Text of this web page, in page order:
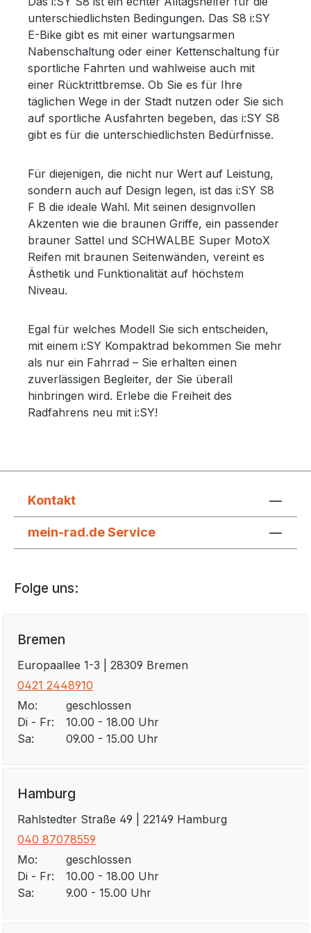
Performance Line, 75 Nm Motorunterstützung
bis 25 km/h Display BOSCH Intuvia 100 Rahmen
Aluminium Schaltungsart stufenlose
Nabenschaltung, Enviolo Lenker i:SY Lenker 30°
Griffe ERGON GC10 ergonomische Griffe
Bremse vorne + hinten Tektro HD-T532,
hydraulische 2 Kolben Scheibenbremse
Schalthebel ENVIOLO Twist Display Pro
Steuersatz i:SY Steuersatz Vorbau i:SY Vorbau
Defense Frontleuchte FUXON FF-100HB, 100
Lux LED mit Fernlicht Rückleuchte FUXON R-
Glow S LED Rücklicht Pedale i:SY Antirutsch
Faltpedal Felge RYDE Andra 40 Disc, 32 H Nabe
SHIMANO Deore HB-M6000, Centerlock Sattel
ZECURE Trekking, Hydro Foam Gr. L
Kurbelgarnitur i:SY E-Bike Kurbel Sattelstütze
i:SY Sattelstütze, 415 mm, ⌀ 34,9 mm
Rücktrittbremse Nein Ständer PLETSCHER
Kickstand Comp40 Flex Gewicht ** 25,0 kg (inkl.
Akku)
unterschiedlichsten Bedingungen. Das S8 i:SY
E-Bike gibt es mit einer wartungsarmen
Nabenschaltung oder einer Kettenschaltung für
sportliche Fahrten und wahlweise auch mit
einer Rücktrittbremse. Ob Sie es für Ihre
täglichen Wege in der Stadt nutzen oder Sie sich
auf sportliche Ausfahrten begeben, das i:SY S8
gibt es für die unterschiedlichsten Bedürfnisse.
Für diejenigen, die nicht nur Wert auf Leistung,
sondern auch auf Design legen, ist das i:SY S8
F B die ideale Wahl. Mit seinen designvollen
Akzenten wie die braunen Griffe, ein passender
brauner Sattel und SCHWALBE Super MotoX
Reifen mit braunen Seitenwänden, vereint es
Ästhetik und Funktionalität auf höchstem
Niveau.
Egal für welches Modell Sie sich entscheiden,
mit einem i:SY Kompaktrad bekommen Sie mehr
als nur ein Fahrrad – Sie erhalten einen
zuverlässigen Begleiter, der Sie überall
hinbringen wird. Erlebe die Freiheit des
Radfahrens neu mit i:SY!
Kontakt
mein-rad.de Service
Folge uns:
Bremen
Europaallee 1-3 | 28309 Bremen
0421 2448910
Mo:
geschlossen
Di - Fr:
10.00 - 18.00 Uhr
Sa:
09.00 - 15.00 Uhr
Hamburg
Rahlstedter Straße 49 | 22149 Hamburg
040 87078559
Mo:
geschlossen
Di - Fr:
10.00 - 18.00 Uhr
Sa:
9.00 - 15.00 Uhr